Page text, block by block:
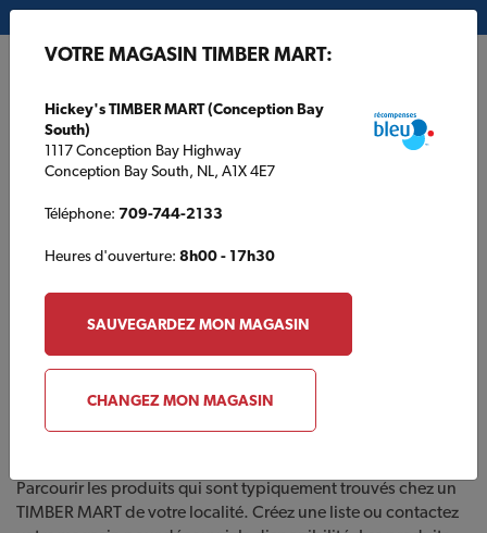
MATÉRIAUX G. OUELLET TIMBER MART
Catalogue des produits
Parcourir les produits qui sont typiquement trouvés chez un
TIMBER MART de votre localité. Créez une liste ou contactez
VOTRE MAGASIN TIMBER MART:
Hickey's TIMBER MART (Conception Bay
South)
1117 Conception Bay Highway
Conception Bay South, NL, A1X 4E7
Téléphone: 709-744-2133
Heures d'ouverture: 8h00 - 17h30
SAUVEGARDEZ MON MAGASIN
CHANGEZ MON MAGASIN